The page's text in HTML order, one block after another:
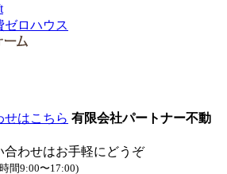
ゼロハウス
せはこちら 有限会社パートナー不動
わせはお手軽にどうぞ
間9:00〜17:00)